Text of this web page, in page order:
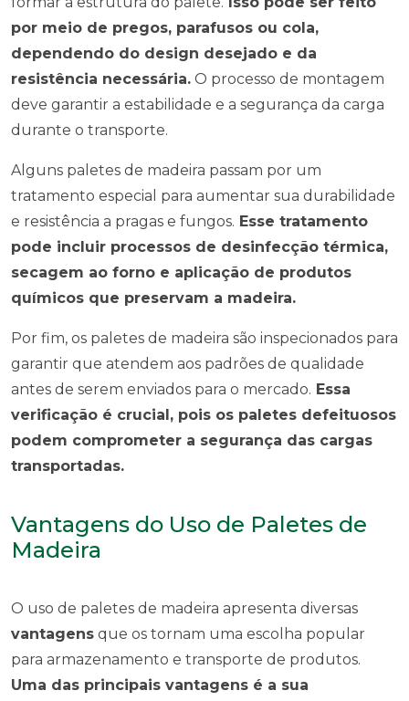
por meio de pregos, parafusos ou cola,
dependendo do design desejado e da
resistência necessária. O processo de montagem
deve garantir a estabilidade e a segurança da carga
durante o transporte.
Alguns paletes de madeira passam por um
tratamento especial para aumentar sua durabilidade
e resistência a pragas e fungos. Esse tratamento
pode incluir processos de desinfecção térmica,
secagem ao forno e aplicação de produtos
químicos que preservam a madeira.
Por fim, os paletes de madeira são inspecionados para
garantir que atendem aos padrões de qualidade
antes de serem enviados para o mercado. Essa
verificação é crucial, pois os paletes defeituosos
podem comprometer a segurança das cargas
transportadas.
Vantagens do Uso de Paletes de
Madeira
O uso de paletes de madeira apresenta diversas
vantagens que os tornam uma escolha popular
para armazenamento e transporte de produtos.
Uma das principais vantagens é a sua